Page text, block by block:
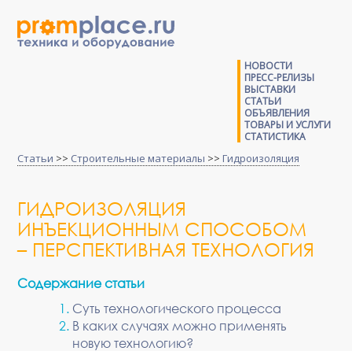
НОВОСТИ
ПРЕСС-РЕЛИЗЫ
ВЫСТАВКИ
СТАТЬИ
ОБЪЯВЛЕНИЯ
ТОВАРЫ И УСЛУГИ
СТАТИСТИКА
Статьи >> Строительные материалы >> Гидроизоляция
ГИДРОИЗОЛЯЦИЯ
ИНЪЕКЦИОННЫМ СПОСОБОМ
– ПЕРСПЕКТИВНАЯ ТЕХНОЛОГИЯ
Содержание статьи
Суть технологического процесса
В каких случаях можно применять
новую технологию?